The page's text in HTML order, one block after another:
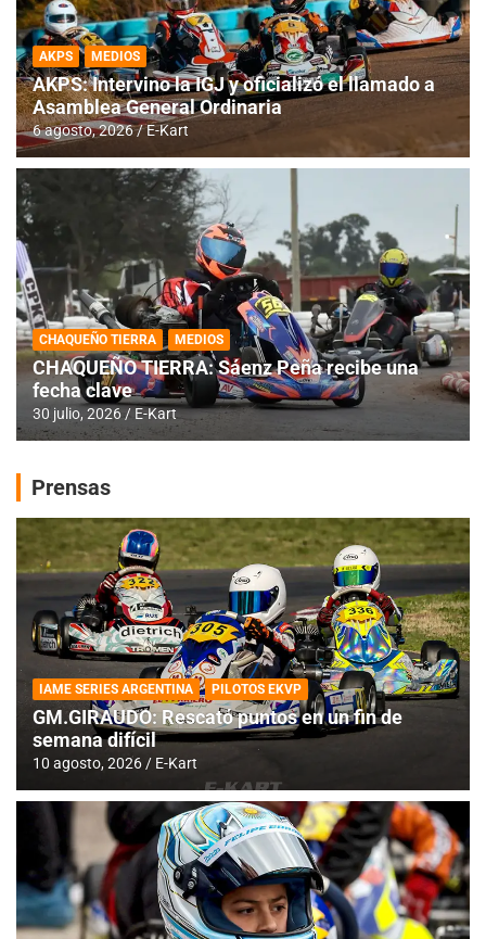
AKPS MEDIOS
AKPS: Intervino la IGJ y oficializó el llamado a
Asamblea General Ordinaria
6 agosto, 2026 E-Kart
CHAQUEÑO TIERRA MEDIOS
CHAQUEÑO TIERRA: Sáenz Peña recibe una
fecha clave
30 julio, 2026 E-Kart
Prensas
IAME SERIES ARGENTINA PILOTOS EKVP
GM.GIRAUDO: Rescató puntos en un fin de
semana difícil
10 agosto, 2026 E-Kart